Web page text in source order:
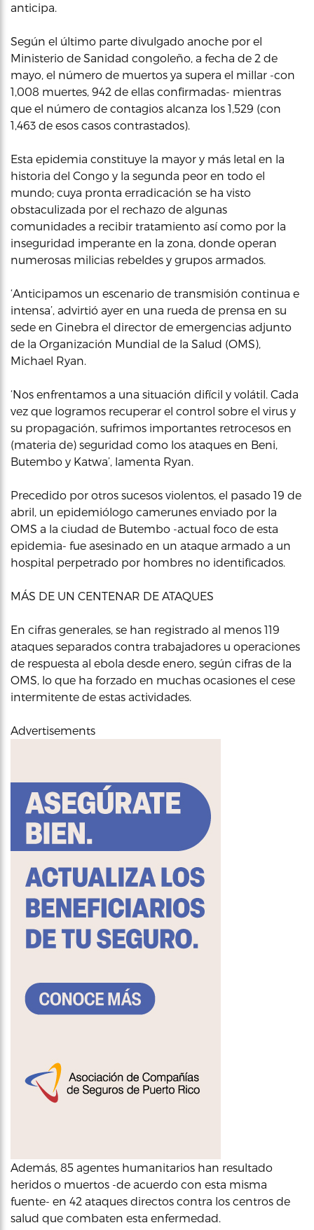
anticipa.
Según el último parte divulgado anoche por el
Ministerio de Sanidad congoleño, a fecha de 2 de
mayo, el número de muertos ya supera el millar -con
1,008 muertes, 942 de ellas confirmadas- mientras
que el número de contagios alcanza los 1,529 (con
1,463 de esos casos contrastados).
Esta epidemia constituye la mayor y más letal en la
historia del Congo y la segunda peor en todo el
mundo; cuya pronta erradicación se ha visto
obstaculizada por el rechazo de algunas
comunidades a recibir tratamiento así como por la
inseguridad imperante en la zona, donde operan
numerosas milicias rebeldes y grupos armados.
‘Anticipamos un escenario de transmisión continua e
intensa’, advirtió ayer en una rueda de prensa en su
sede en Ginebra el director de emergencias adjunto
de la Organización Mundial de la Salud (OMS),
Michael Ryan.
‘Nos enfrentamos a una situación difícil y volátil. Cada
vez que logramos recuperar el control sobre el virus y
su propagación, sufrimos importantes retrocesos en
(materia de) seguridad como los ataques en Beni,
Butembo y Katwa’, lamenta Ryan.
Precedido por otros sucesos violentos, el pasado 19 de
abril, un epidemiólogo camerunes enviado por la
OMS a la ciudad de Butembo -actual foco de esta
epidemia- fue asesinado en un ataque armado a un
hospital perpetrado por hombres no identificados.
MÁS DE UN CENTENAR DE ATAQUES
En cifras generales, se han registrado al menos 119
ataques separados contra trabajadores u operaciones
de respuesta al ebola desde enero, según cifras de la
OMS, lo que ha forzado en muchas ocasiones el cese
intermitente de estas actividades.
Advertisements
Además, 85 agentes humanitarios han resultado
heridos o muertos -de acuerdo con esta misma
fuente- en 42 ataques directos contra los centros de
salud que combaten esta enfermedad.